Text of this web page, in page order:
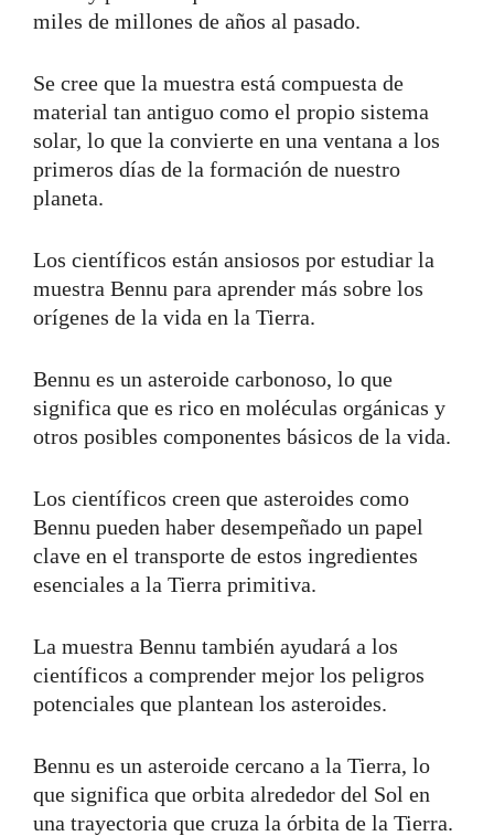
miles de millones de años al pasado.
Se cree que la muestra está compuesta de
material tan antiguo como el propio sistema
solar, lo que la convierte en una ventana a los
primeros días de la formación de nuestro
planeta.
Los científicos están ansiosos por estudiar la
muestra Bennu para aprender más sobre los
orígenes de la vida en la Tierra.
Bennu es un asteroide carbonoso, lo que
significa que es rico en moléculas orgánicas y
otros posibles componentes básicos de la vida.
Los científicos creen que asteroides como
Bennu pueden haber desempeñado un papel
clave en el transporte de estos ingredientes
esenciales a la Tierra primitiva.
La muestra Bennu también ayudará a los
científicos a comprender mejor los peligros
potenciales que plantean los asteroides.
Bennu es un asteroide cercano a la Tierra, lo
que significa que orbita alrededor del Sol en
una trayectoria que cruza la órbita de la Tierra.